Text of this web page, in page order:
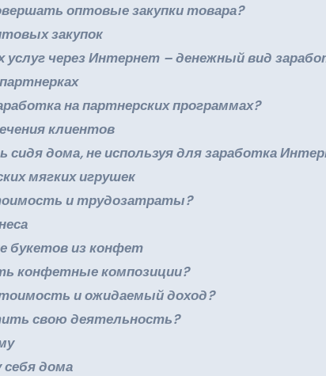
оптовые закупки товара?
закупок
услуг через Интернет – денежный вид
на партнерских программах?
клиентов
сидя дома, не используя для заработка
мягких игрушек
и трудозатраты?
букетов из конфет
конфетные композиции?
и ожидаемый доход?
свою деятельность?
себя дома